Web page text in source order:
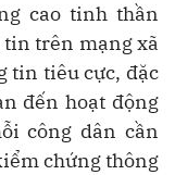
cao tinh thần
tin trên mạng xã
tin tiêu cực, đặc
đến hoạt động
công dân cần
chứng thông